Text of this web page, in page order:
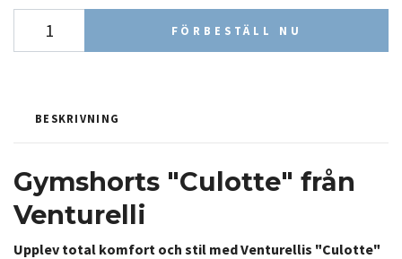
FÖRBESTÄLL NU
BESKRIVNING
Gymshorts "Culotte" från
Venturelli
Upplev total komfort och stil med Venturellis "Culotte"